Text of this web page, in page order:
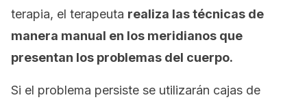
terapia, el terapeuta realiza las técnicas de
manera manual en los meridianos que
presentan los problemas del cuerpo.
Si el problema persiste se utilizarán cajas de